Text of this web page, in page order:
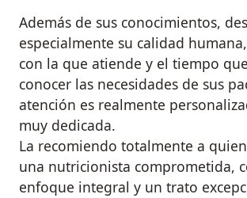
Además de sus conocimientos,
especialmente su calidad
con la que atiende y el tiempo
conocer las necesidades de sus
atención es realmente
muy dedicada.
La recomiendo totalmente a
una nutricionista comprometida,
enfoque integral y un trato